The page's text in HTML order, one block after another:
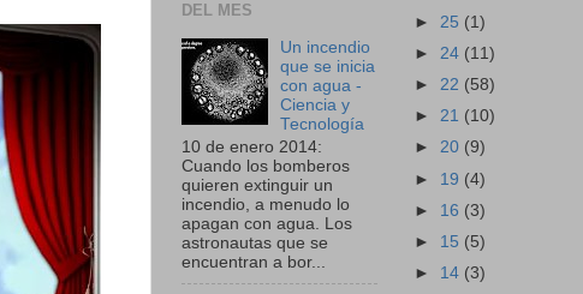
DEL MES
Un incendio
que se inicia
con agua -
Ciencia y
Tecnología
10 de enero 2014:
Cuando los bomberos
quieren extinguir un
incendio, a menudo lo
apagan con agua. Los
astronautas que se
encuentran a bor...
► 25 (1)
► 24 (11)
► 22 (58)
► 21 (10)
► 20 (9)
► 19 (4)
► 16 (3)
► 15 (5)
► 14 (3)